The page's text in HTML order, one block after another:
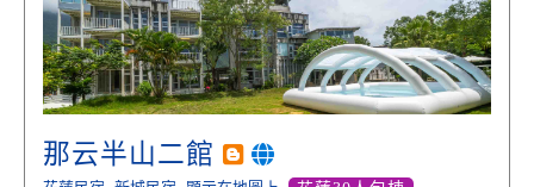
那云半山二館